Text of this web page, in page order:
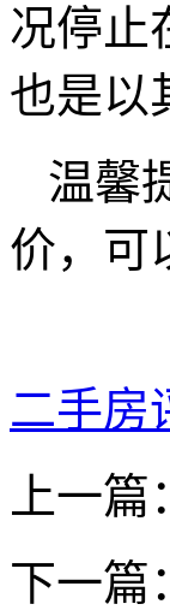
况停止
也是以
温馨
价，可
二手房
上一篇：
下一篇：